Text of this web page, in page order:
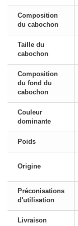
Composition
du cabochon
Taille du
cabochon
Composition
du fond du
cabochon
Couleur
dominante
Poids
Origine
Préconisations
d'utilisation
Livraison